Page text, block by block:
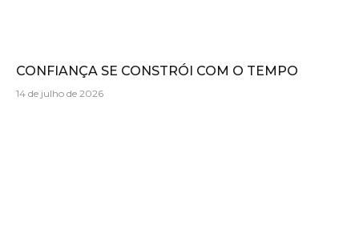
CONFIANÇA SE CONSTRÓI COM O TEMPO
14 de julho de 2026